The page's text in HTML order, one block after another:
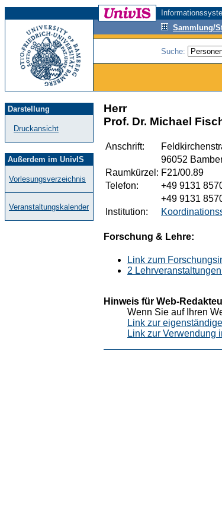
Sammlung/
Suche:
Darstellung
Druckansicht
Außerdem im UnivIS
Vorlesungsverzeichnis
Veranstaltungskalender
Herr
Prof. Dr. Michael
Anschrift:
96052
Raumkürzel: F21/00.89
Telefon:
+49 9131
+49 9131
Institution:
Forschung & Lehre:
Link zum
2
Hinweis für Web-
Wenn Sie auf Ihren
Link zur
Link zur Verwendung